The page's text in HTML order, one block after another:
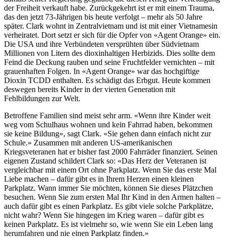
der Freiheit verkauft habe. Zurückgekehrt ist er mit einem Trauma,
das den jetzt 73-Jährigen bis heute verfolgt – mehr als 50 Jahre
später. Clark wohnt in Zentralvietnam und ist mit einer Vietnamesin
verheiratet. Dort setzt er sich für die Opfer von «Agent Orange» ein.
Die USA und ihre Verbündeten versprühten über Südvietnam
Millionen von Litern des dioxinhaltigen Herbizids. Dies sollte dem
Feind die Deckung rauben und seine Fruchtfelder vernichten – mit
grauenhaften Folgen. In «Agent Orange» war das hochgiftige
Dioxin TCDD enthalten. Es schädigt das Erbgut. Heute kommen
deswegen bereits Kinder in der vierten Generation mit
Fehlbildungen zur Welt.
Betroffene Familien sind meist sehr arm. «Wenn ihre Kinder weit
weg vom Schulhaus wohnen und kein Fahrrad haben, bekommen
sie keine Bildung», sagt Clark. «Sie gehen dann einfach nicht zur
Schule.» Zusammen mit anderen US-amerikanischen
Kriegsveteranen hat er bisher fast 2000 Fahrräder finanziert. Seinen
eigenen Zustand schildert Clark so: «Das Herz der Veteranen ist
vergleichbar mit einem Ort ohne Parkplatz. Wenn Sie das erste Mal
Liebe machen – dafür gibt es in Ihrem Herzen einen kleinen
Parkplatz. Wann immer Sie möchten, können Sie dieses Plätzchen
besuchen. Wenn Sie zum ersten Mal Ihr Kind in den Armen halten –
auch dafür gibt es einen Parkplatz. Es gibt viele solche Parkplätze,
nicht wahr? Wenn Sie hingegen im Krieg waren – dafür gibt es
keinen Parkplatz. Es ist vielmehr so, wie wenn Sie ein Leben lang
herumfahren und nie einen Parkplatz finden.»